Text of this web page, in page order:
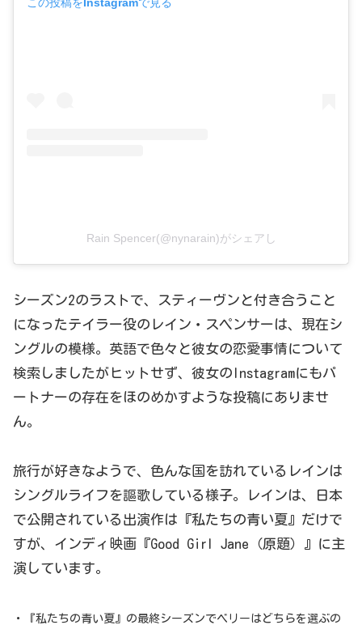
Rain Spencer(@nynarain)がシェアし
シーズン2のラストで、スティーヴンと付き合うこと
になったテイラー役のレイン・スペンサーは、現在シ
ングルの模様。英語で色々と彼女の恋愛事情について
検索しましたがヒットせず、彼女のInstagramにもパ
ートナーの存在をほのめかすような投稿にありませ
ん。
旅行が好きなようで、色んな国を訪れているレインは
シングルライフを謳歌している様子。レインは、日本
で公開されている出演作は『私たちの青い夏』だけで
すが、インディ映画『Good Girl Jane（原題）』に主
演しています。
・『私たちの青い夏』の最終シーズンでベリーはどちらを選ぶの